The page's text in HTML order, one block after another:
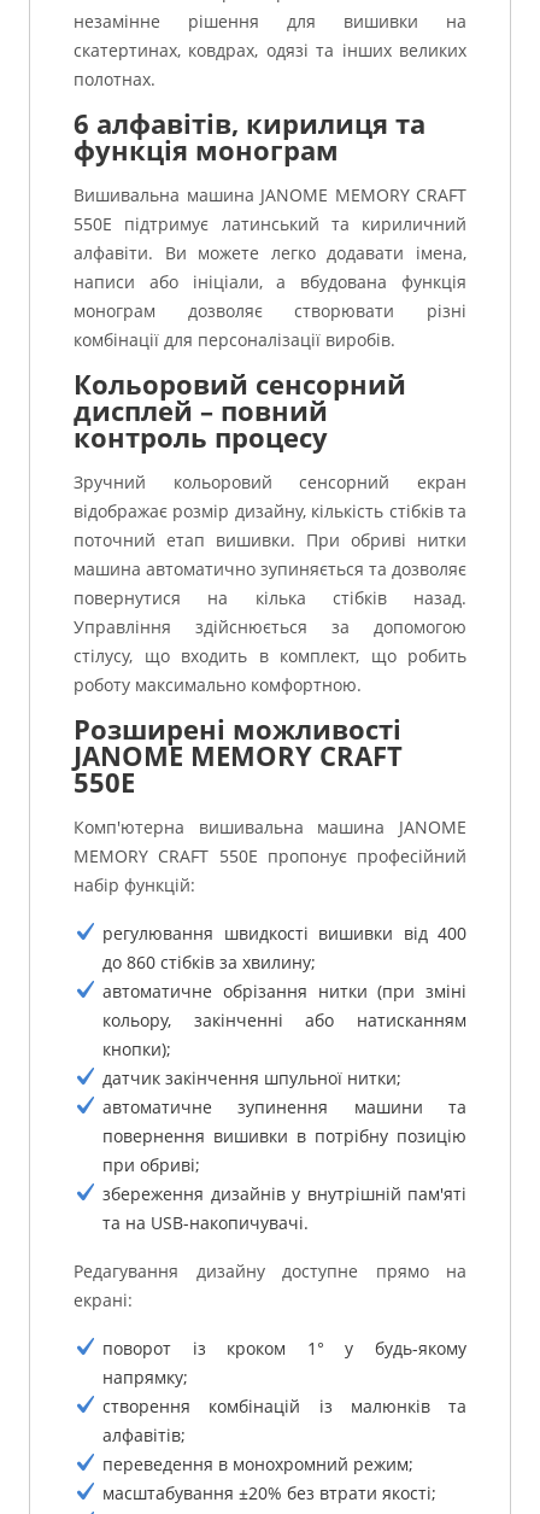
незамінне рішення для вишивки на
скатертинах, ковдрах, одязі та інших великих
полотнах.
6 алфавітів, кирилиця та
функція монограм
Вишивальна машина JANOME MEMORY CRAFT
550E підтримує латинський та кириличний
алфавіти. Ви можете легко додавати імена,
написи або ініціали, а вбудована функція
монограм дозволяє створювати різні
комбінації для персоналізації виробів.
Кольоровий сенсорний
дисплей – повний
контроль процесу
Зручний кольоровий сенсорний екран
відображає розмір дизайну, кількість стібків та
поточний етап вишивки. При обриві нитки
машина автоматично зупиняється та дозволяє
повернутися на кілька стібків назад.
Управління здійснюється за допомогою
стілусу, що входить в комплект, що робить
роботу максимально комфортною.
Розширені можливості
JANOME MEMORY CRAFT
550E
Комп'ютерна вишивальна машина JANOME
MEMORY CRAFT 550E пропонує професійний
набір функцій:
регулювання швидкості вишивки від 400
до 860 стібків за хвилину;
автоматичне обрізання нитки (при зміні
кольору, закінченні або натисканням
кнопки);
датчик закінчення шпульної нитки;
автоматичне зупинення машини та
повернення вишивки в потрібну позицію
при обриві;
збереження дизайнів у внутрішній пам'яті
та на USB-накопичувачі.
Редагування дизайну доступне прямо на
екрані:
поворот із кроком 1° у будь-якому
напрямку;
створення комбінацій із малюнків та
алфавітів;
переведення в монохромний режим;
масштабування ±20% без втрати якості;